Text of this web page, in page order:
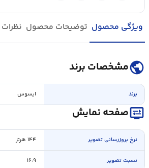
ویژگی محصول توضیحات محصول نظرات
publicمشخصات برند
برند ایسوس
display_settingsصفحه نمایش
نرخ بروزرسانی تصویر ۱۴۴ هرتز
نسبت تصویر ۱۶:۹